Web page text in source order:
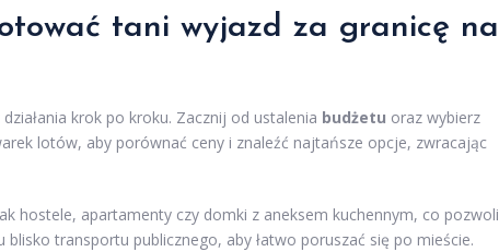
tani wyjazd za granicę na
krok po kroku. Zacznij od ustalenia budżetu oraz wybierz
lotów, aby porównać ceny i znaleźć najtańsze opcje, zwracając
hostele, apartamenty czy domki z aneksem kuchennym, co pozwoli
transportu publicznego, aby łatwo poruszać się po mieście.